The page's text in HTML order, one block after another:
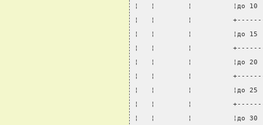
¦   ¦        ¦          ¦до 10
¦   ¦        ¦
¦   ¦        ¦          ¦до 15
¦   ¦        ¦
¦   ¦        ¦          ¦до 20
¦   ¦        ¦
¦   ¦        ¦          ¦до 25
¦   ¦        ¦
¦   ¦        ¦          ¦до 30